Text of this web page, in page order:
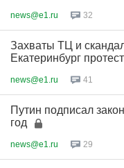
news@e1.ru 32
Захваты ТЦ и
Екатеринбург
news@e1.ru 41
Путин подписал
год
news@e1.ru 29